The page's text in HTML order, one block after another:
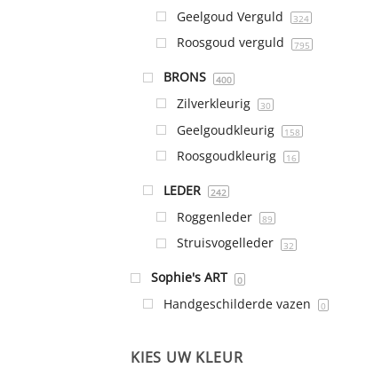
Geelgoud Verguld 324
Roosgoud verguld 795
BRONS 400
Zilverkleurig 30
Geelgoudkleurig 158
Roosgoudkleurig 16
LEDER 242
Roggenleder 89
Struisvogelleder 32
Sophie's ART 0
Handgeschilderde vazen 0
KIES UW KLEUR